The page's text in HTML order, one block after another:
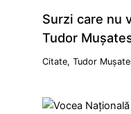
Surzi care nu
Tudor
Citate,Tudor